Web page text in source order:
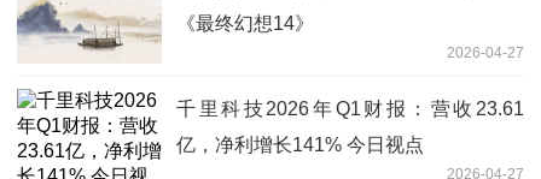
《最终幻想14》
2026-04-27
千里科技2026年Q1财报：营收23.61
亿，净利增长141% 今日视点
2026-04-27